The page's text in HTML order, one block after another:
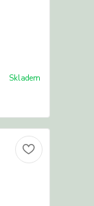
Skladem